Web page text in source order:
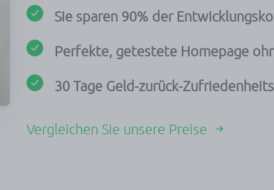
Sie sparen 90% der
Perfekte, getestete Homepage
30 Tage Geld-zurück-
Vergleichen Sie unsere Preise